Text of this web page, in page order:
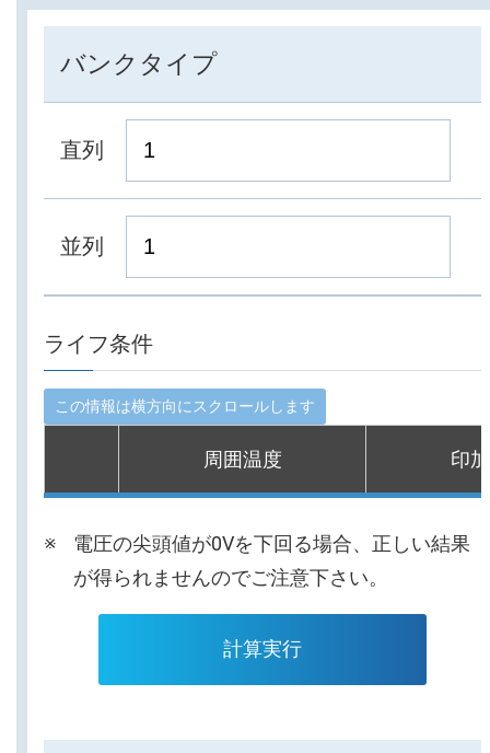
バンクタイプ
直列
並列
ライフ条件
周囲温度 印
電圧の尖頭値が0Vを下回る場合、正しい結果
が得られませんのでご注意下さい。
計算実行